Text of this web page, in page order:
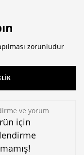
zorunludur
ve yorum
için